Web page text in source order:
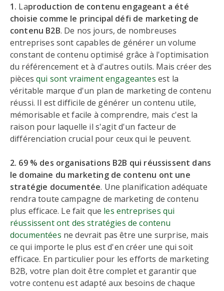
1. Laproduction de contenu engageant a été
choisie comme le principal défi de marketing de
contenu B2B. De nos jours, de nombreuses
entreprises sont capables de générer un volume
constant de contenu optimisé grâce à l'optimisation
du référencement et à d'autres outils. Mais créer des
piècesqui sont vraiment engageantes est la
véritable marque d'un plan de marketing de contenu
réussi. Il est difficile de générer un contenu utile,
mémorisable et facile à comprendre, mais c'est la
raison pour laquelle il s'agit d'un facteur de
différenciation crucial pour ceux qui le peuvent.
2. 69 % des organisations B2B qui réussissent dans
le domaine du marketing de contenu ont une
stratégie documentée. Une planification adéquate
rendra toute campagne de marketing de contenu
plus efficace. Le fait que les entreprises qui
réussissent ont des stratégies de contenu
documentées ne devrait pas être une surprise, mais
ce qui importe le plus est d'en créer une qui soit
efficace. En particulier pour les efforts de marketing
B2B, votre plan doit être complet et garantir que
votre contenu est adapté aux besoins de chaque